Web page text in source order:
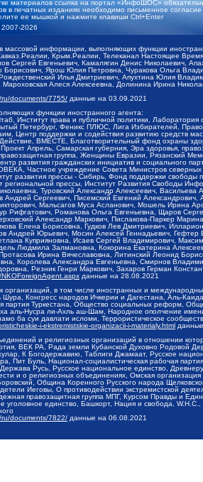
материалов ссылка на портал «ИнфоШОС»
в печатных изданиях необходимо письменное
ее мышкой и нажмите клавиши Ctrl+Enter
2026
массовой информации, выполняющих функции
Крым.Реалии, Телеканал Настоящее
Сергей Евгеньевич, Камалягин Денис Николаевич,
Борисович, Ярош Юлия Петровна, Чуракова Ольга
Илья Дмитриевич, Апухтина Юлия
Алеся Алексеевна, Долинина Ирина
documents/7755/ данные на 03.09.2021
функции иностранного агента:
Институт права и публичной политики,
Петербург, Феникс ПЛЮС, Лига Избирателей,
Центр поддержки и содействия развитию средств
ВМЕСТЕ, Благотворительный фонд охраны
Апрель, Самарская губерния, Эра здоровья,
группа, Женщины Евразии, Рязанский
развития гражданских инициатив и социального
Частное учреждение Совета Министров северных
развития прессы - Сибирь, Фонд поддержки
региональной прессы, Институт Развития Свободы
Туровский Александр Алексеевич,
Андрей Сергеевич, Писемский Евгений
Мальсагов Муса Асланович, Мошель Ирина
Рифгатович, Романова Ольга Евгеньевна, Щаров
Александр Маркович, Пислакова-Паркер
Елена Борисовна, Гудков Лев Дмитриевич,
Андрей Юрьевич, Мосин Алексей Геннадьевич,
Куприяновна, Исаев Сергей Владимирович,
Людмила Залмановна, Кокорина Екатерина
Ирина Вячеславовна, Литинский Леонид
Королева Александра Евгеньевна, Смирнов
Резник Генри Маркович, Захаров Герман
данные на 28.08.2021
в том числе иностранных и
Конгресс народов Ичкерии и Дагестана, Аль-
партия Туркестана, Общество социальных реформ,
аль-Нусра ли-Ахль аш-Шам, Народное ополчение
ба суи давлати исломи, Террористическое
i-ekstremistskie-organizacii-i-materialy.html
и религиозных организаций в отношении
ВЕК РА, Рада земли Кубанской Духовно Родовой
К Богодержавию, Таблиги Джамаат, Русское
Пит Буль, Национал-социалистическая рабочая
Русь, Русское национальное единство,
и о религиозных объединениях, Омская
Община Коренного Русского народа
Иеговы, О противодействии экстремистской
правозащитная группа МПГ, Курсом Правды и
уголовное единство, Башкорт, Нация и свобода,
documents/7822/ данные на 06.08.2021